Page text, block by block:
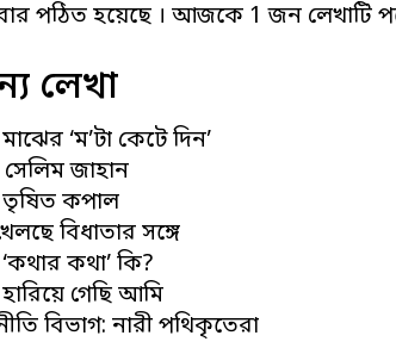
পঠিত হয়েছে । আজকে 1 জন লেখাটি
লেখা
‘ম’টা কেটে দিন’
জাহান
তৃষিত কপাল
বিধাতার সঙ্গে
কথা’ কি?
গেছি আমি
বিভাগ: নারী পথিকৃতেরা